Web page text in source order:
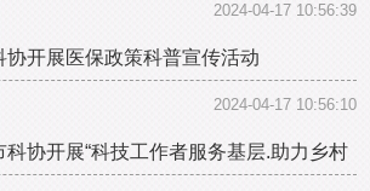
2024-04-17 10:56:39
协开展医保政策科普宣传活动
2024-04-17 10:56:10
协开展“科技工作者服务基层.助力乡村